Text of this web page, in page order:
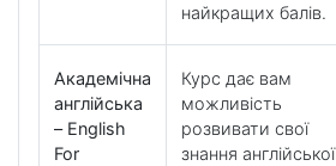
найкращих балів.
Академічна
англійська
– English
For
Курс дає вам
можливість
розвивати свої
знання англійської